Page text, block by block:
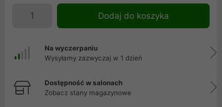
Dodaj do koszyka
Na wyczerpaniu
Wysyłamy zazwyczaj w 1 dzień
Dostępność w salonach
Zobacz stany magazynowe